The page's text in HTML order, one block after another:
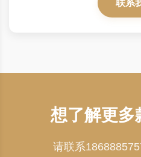
联系
想了解更
请联系